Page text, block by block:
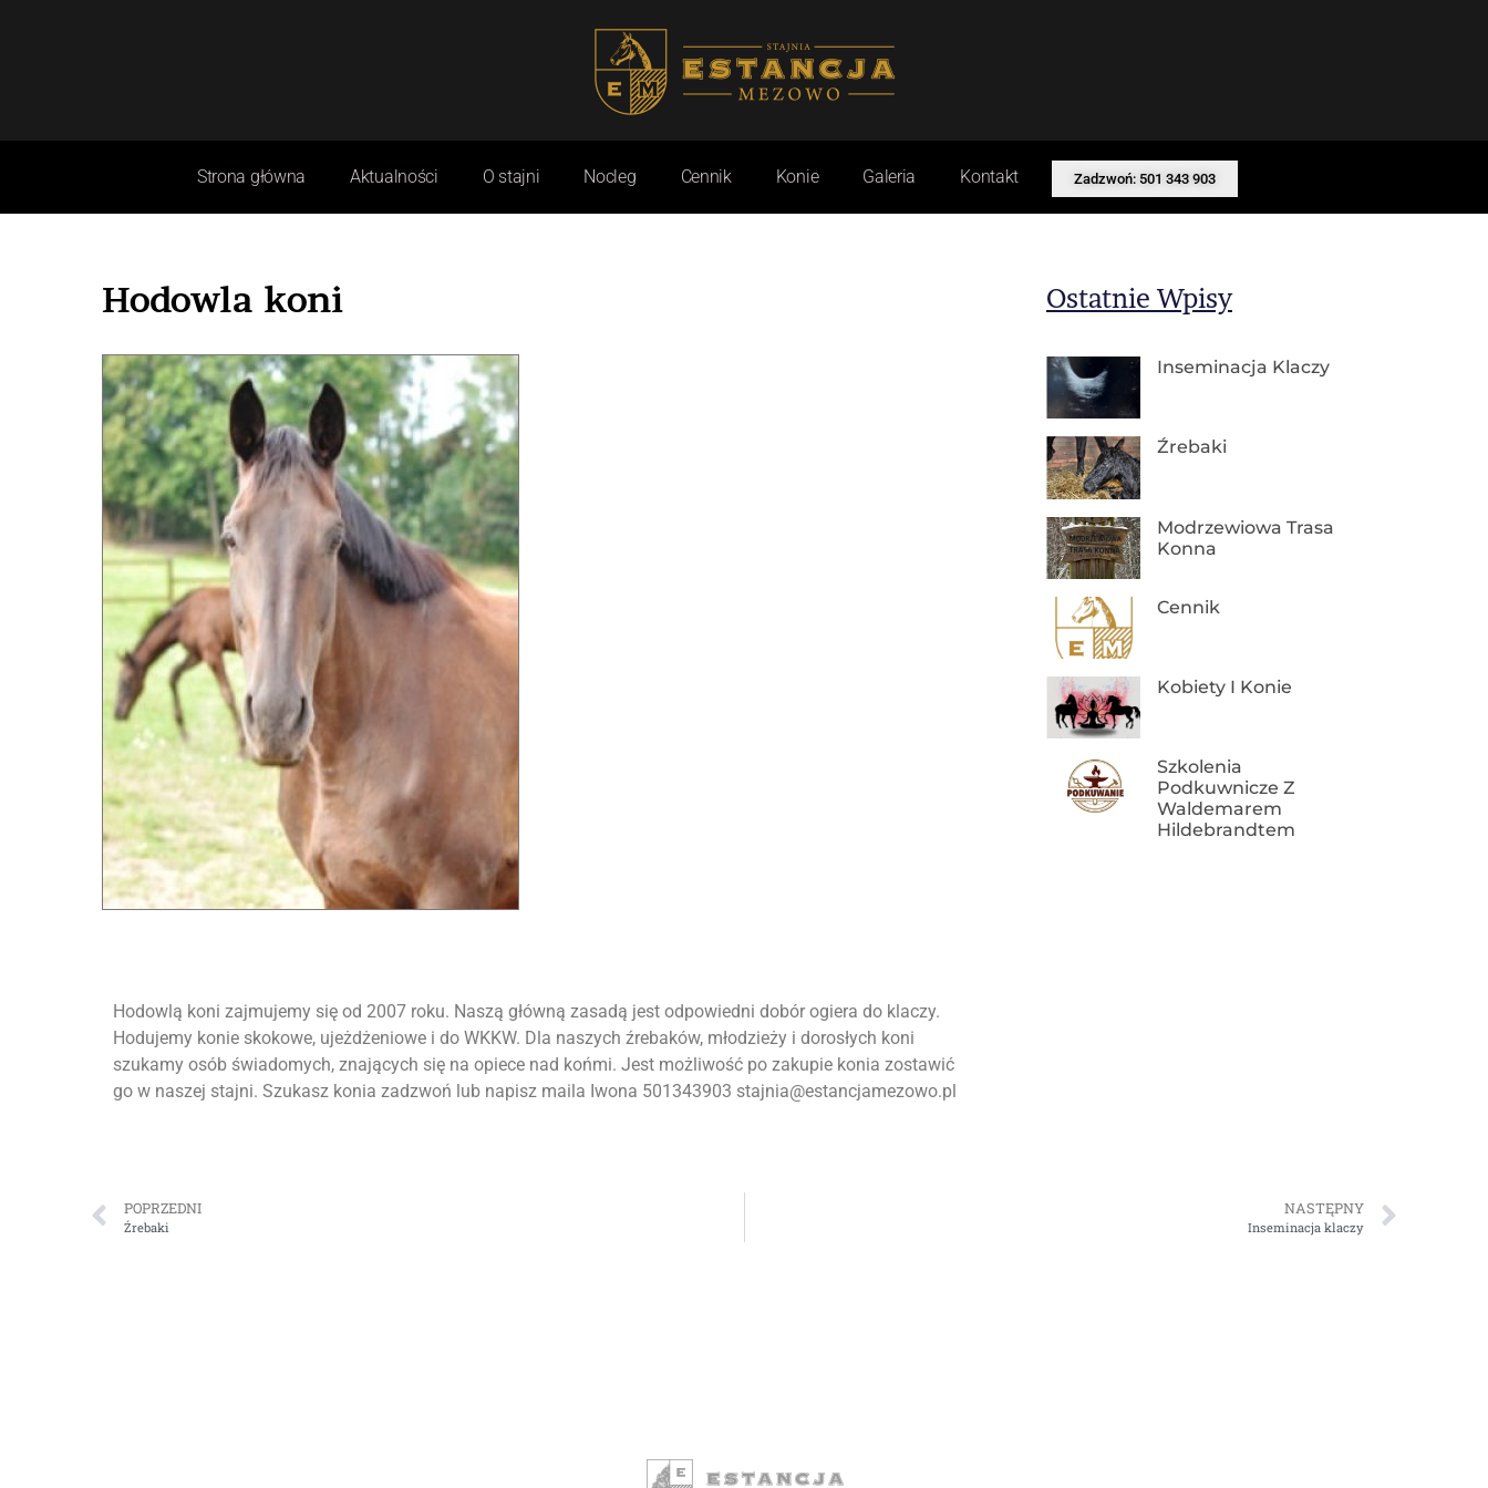
Strona główna Aktualności O stajni Nocleg Cennik Konie Galeria Kontakt Zadzwoń: 501 343 903
Hodowla koni
Hodowlą koni zajmujemy się od 2007 roku. Naszą główną zasadą jest odpowiedni dobór ogiera do klaczy.
Hodujemy konie skokowe, ujeżdżeniowe i do WKKW. Dla naszych źrebaków, młodzieży i dorosłych koni
szukamy osób świadomych, znających się na opiece nad końmi. Jest możliwość po zakupie konia zostawić
go w naszej stajni. Szukasz konia zadzwoń lub napisz maila Iwona 501343903 stajnia@estancjamezowo.pl
Ostatnie Wpisy
Inseminacja Klaczy
Źrebaki
Modrzewiowa Trasa
Konna
Cennik
Kobiety I Konie
Szkolenia
Podkuwnicze Z
Waldemarem
Hildebrandtem
POPRZEDNI
Źrebaki
NASTĘPNY
Inseminacja klaczy